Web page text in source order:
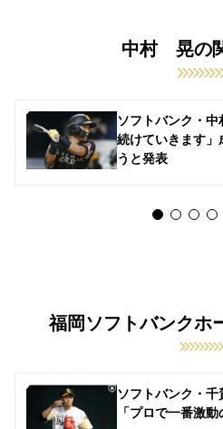
中村 晃の
ソフトバンク・
続けていきます」
うと発表
福岡ソフトバンクホ
ソフトバンク・
「プロで一番激